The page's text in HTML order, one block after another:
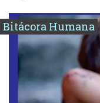
Bitácora Humana